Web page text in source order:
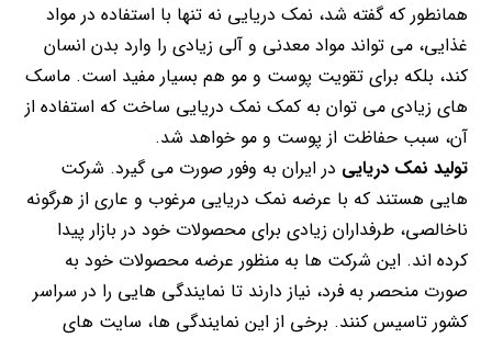
همانطور که گفته شد، نمک دریایی نه تنها با استفاده در مواد
غذایی، می تواند مواد معدنی و آلی زیادی را وارد بدن انسان
کند، بلکه برای تقویت پوست و مو هم بسیار مفید است. ماسک
های زیادی می توان به کمک نمک دریایی ساخت که استفاده از
آن، سبب حفاظت از پوست و مو خواهد شد.
تولید نمک دریایی در ایران به وفور صورت می گیرد. شرکت
هایی هستند که با عرضه نمک دریایی مرغوب و عاری از هرگونه
ناخالصی، طرفداران زیادی برای محصولات خود در بازار پیدا
کرده اند. این شرکت ها به منظور عرضه محصولات خود به
صورت منحصر به فرد، نیاز دارند تا نمایندگی هایی را در سراسر
کشور تاسیس کنند. برخی از این نمایندگی ها، سایت های